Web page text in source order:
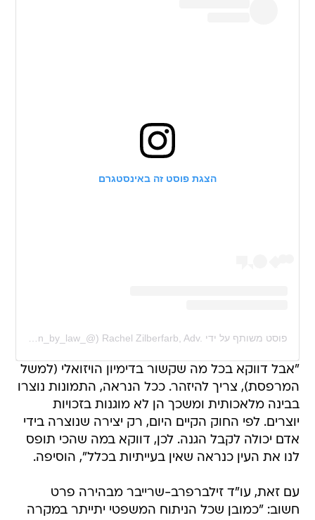
הצגת פוסט זה באינסטגרם
פוסט משותף על ידי ‏‎Rachel Zilberfarb, Adv.‎‏ (@‏‎fashion_by_law_‎‏)
"אבל דווקא בכל מה שקשור בדימיון הויזואלי (למשל
המרפסת), צריך להיזהר. ככל הנראה, התמונות נוצרו
בבינה מלאכותית ומשכך הן לא מוגנות בזכויות
יוצרים. לפי החוק הקיים היום, רק יצירה שנוצרה בידי
אדם יכולה לקבל הגנה. לכן, דווקא במה שהכי תופס
לנו את העין כנראה שאין בעייתיות בכלל", הוסיפה.
עם זאת, עו"ד זילברפרב-שרייבר מבהירה פרט
חשוב: "כמובן שכל הניתוח המשפטי יתייתר במקרה